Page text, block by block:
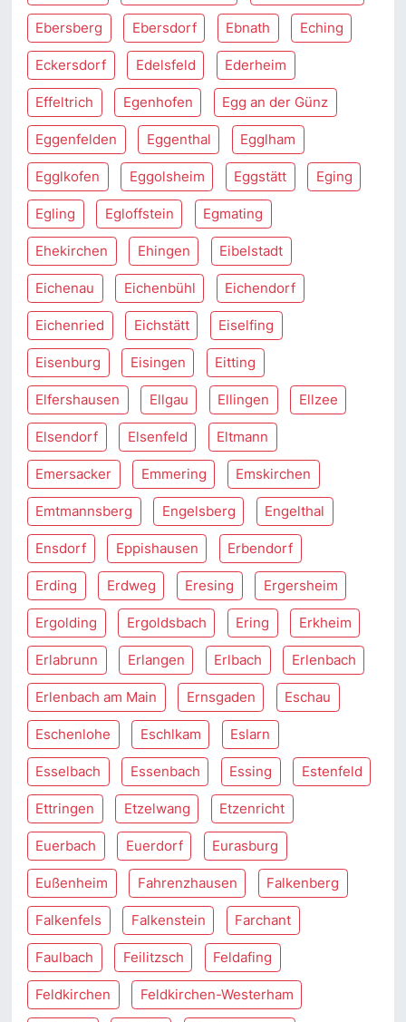
Ebersberg Ebersdorf Ebnath Eching
Eckersdorf Edelsfeld Ederheim
Effeltrich Egenhofen Egg an der Günz
Eggenfelden Eggenthal Egglham
Egglkofen Eggolsheim Eggstätt Eging
Egling Egloffstein Egmating
Ehekirchen Ehingen Eibelstadt
Eichenau Eichenbühl Eichendorf
Eichenried Eichstätt Eiselfing
Eisenburg Eisingen Eitting
Elfershausen Ellgau Ellingen Ellzee
Elsendorf Elsenfeld Eltmann
Emersacker Emmering Emskirchen
Emtmannsberg Engelsberg Engelthal
Ensdorf Eppishausen Erbendorf
Erding Erdweg Eresing Ergersheim
Ergolding Ergoldsbach Ering Erkheim
Erlabrunn Erlangen Erlbach Erlenbach
Erlenbach am Main Ernsgaden Eschau
Eschenlohe Eschlkam Eslarn
Esselbach Essenbach Essing Estenfeld
Ettringen Etzelwang Etzenricht
Euerbach Euerdorf Eurasburg
Eußenheim Fahrenzhausen Falkenberg
Falkenfels Falkenstein Farchant
Faulbach Feilitzsch Feldafing
Feldkirchen Feldkirchen-Westerham